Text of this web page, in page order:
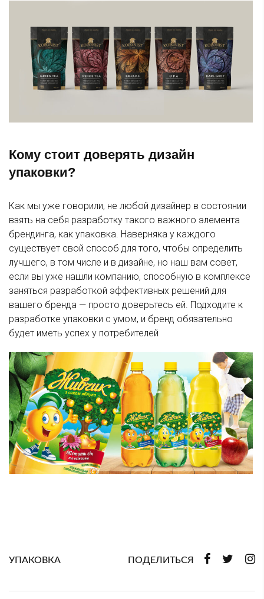
Кому стоит доверять дизайн
упаковки?
Как мы уже говорили, не любой дизайнер в состоянии
взять на себя разработку такого важного элемента
брендинга, как упаковка. Наверняка у каждого
существует свой способ для того, чтобы определить
лучшего, в том числе и в дизайне, но наш вам совет,
если вы уже нашли компанию, способную в комплексе
заняться разработкой эффективных решений для
вашего бренда — просто доверьтесь ей. Подходите к
разработке упаковки с умом, и бренд обязательно
будет иметь успех у потребителей
УПАКОВКА ПОДЕЛИТЬСЯ